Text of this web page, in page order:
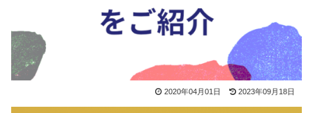
2020年04月01日 2023年09月18日